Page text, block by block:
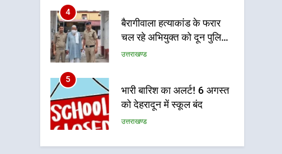
4
बैरागीवाला हत्याकांड के फरार
चल रहे अभियुक्त को दून पुलिस
ने हरिद्वार से किया गिरफ्तार
उत्तराखण्ड
5
भारी बारिश का अलर्ट! 6 अगस्त
को देहरादून में स्कूल बंद
उत्तराखण्ड
6